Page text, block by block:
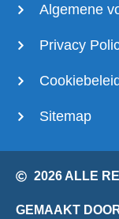
Algemene
Privacy
Sitemap
2026 ALLE
GEMAAKT